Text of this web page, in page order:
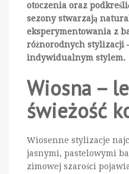
otoczenia oraz
sezony stwarzają
eksperymentowania z
różnorodnych stylizacji
indywidualnym stylem.
Wiosna –
świeżość
Wiosenne stylizacje
jasnymi, pastelowymi
zimowej szarości